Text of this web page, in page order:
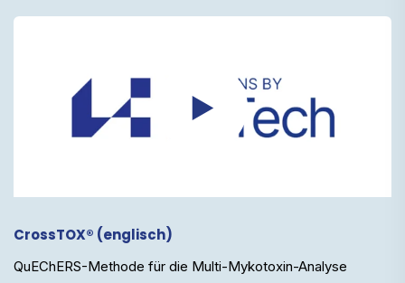
CrossTOX® (englisch)
QuEChERS-Methode für die Multi-Mykotoxin-Analyse